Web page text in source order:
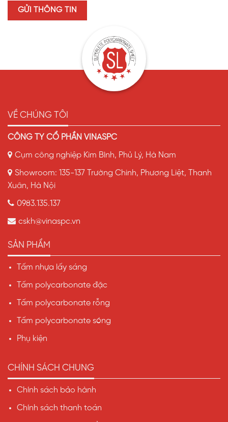
VỀ CHÚNG TÔI
CÔNG TY CỔ PHẦN VINASPC
Cụm công nghiệp Kim Bình, Phủ Lý, Hà Nam
Showroom: 135-137 Trường Chinh, Phương Liệt, Thanh
Xuân, Hà Nội
0983.135.137
cskh@vinaspc.vn
SẢN PHẨM
Tấm nhựa lấy sáng
Tấm polycarbonate đặc
Tấm polycarbonate rỗng
Tấm polycarbonate sóng
Phụ kiện
CHÍNH SÁCH CHUNG
Chính sách bảo hành
Chính sách thanh toán